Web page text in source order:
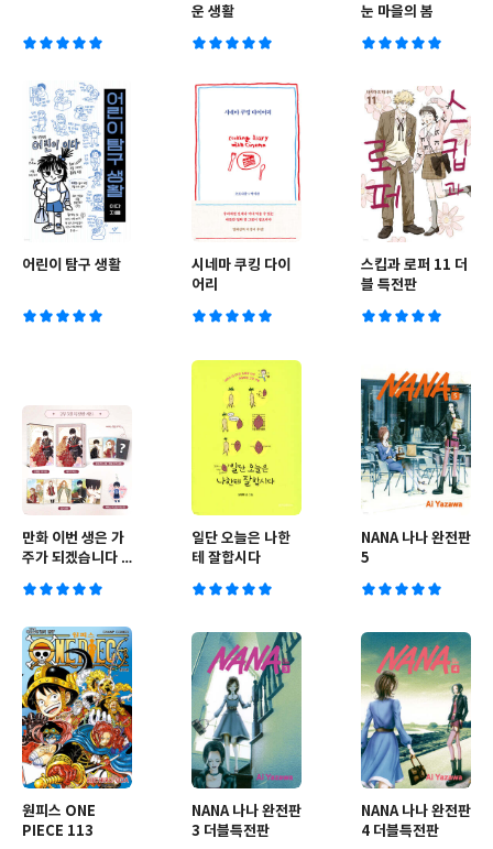
운 생활
눈 마을의 봄
어린이 탐구 생활
시네마 쿠킹 다이
어리
스킵과 로퍼 11 더
블 특전판
만화 이번 생은 가
주가 되겠습니다 2
일단 오늘은 나한
테 잘합시다
NANA 나나 완전판
5
원피스 ONE
PIECE 113
NANA 나나 완전판
3 더블특전판
NANA 나나 완전판
4 더블특전판